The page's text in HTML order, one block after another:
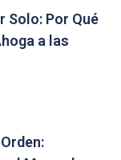
Solo: Por Qué
a las